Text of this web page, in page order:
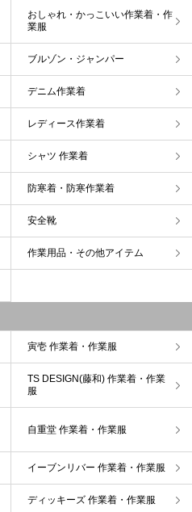
おしゃれ・かっこいい作業着・作
業服
ブルゾン・ジャンパー
デニム作業着
レディース作業着
シャツ 作業着
防寒着・防寒作業着
安全靴
作業用品・その他アイテム
寅壱 作業着・作業服
TS DESIGN(藤和) 作業着・作業
服
自重堂 作業着・作業服
イーブンリバー 作業着・作業服
ディッキーズ 作業着・作業服